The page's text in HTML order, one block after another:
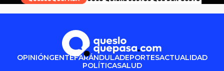
OPINIÓNGENTEFARÁNDULADEPORTESACTUALIDAD
POLÍTICASALUD